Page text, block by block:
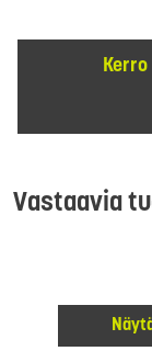
Vastaavia